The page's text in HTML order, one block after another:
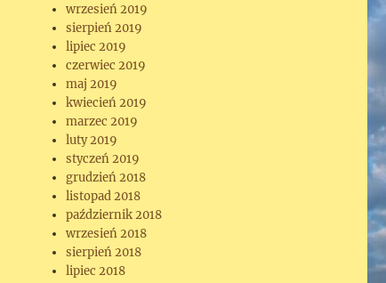
wrzesień 2019
sierpień 2019
lipiec 2019
czerwiec 2019
maj 2019
kwiecień 2019
marzec 2019
luty 2019
styczeń 2019
grudzień 2018
listopad 2018
październik 2018
wrzesień 2018
sierpień 2018
lipiec 2018